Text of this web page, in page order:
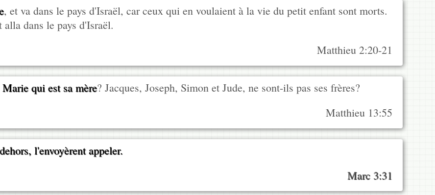
, et va dans le pays d'Israël, car ceux qui en voulaient à la vie du petit enfant sont morts.
alla dans le pays d'Israël.
Matthieu 2:20-21
Marie qui est sa mère? Jacques, Joseph, Simon et Jude, ne sont-ils pas ses frères?
Matthieu 13:55
l'envoyèrent appeler.
Marc 3:31